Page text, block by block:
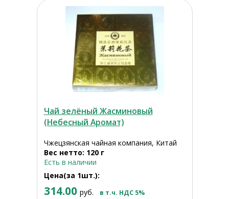
Чай зелёный Жасминовый
(Небесный Аромат)
Чжецзянская чайная компания, Китай
Вес нетто: 120 г
Есть в наличии
Цена(за 1шт.):
314.00 руб. в т.ч. НДС 5%